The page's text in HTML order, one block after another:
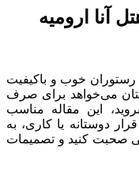
آنا ارومیه
رستوران خوب و باکیفیت
می‌خواهد برای صرف
این مقاله مناسب
دوستانه یا کاری، به
صحبت کنید و تصمیمات